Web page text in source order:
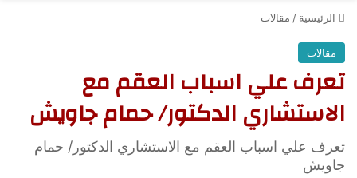
الرئيسية / مقالات
مقالات
تعرف علي اسباب العقم مع
الاستشاري الدكتور/ حمام جاويش
تعرف علي اسباب العقم مع الاستشاري الدكتور/ حمام
جاويش